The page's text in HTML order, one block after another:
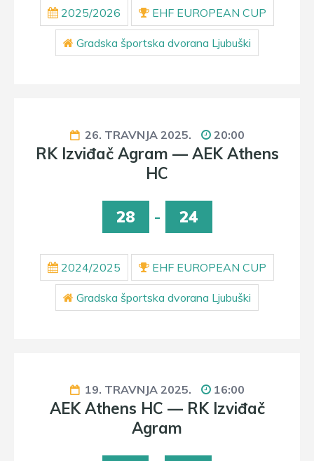
2025/2026 EHF EUROPEAN CUP
Gradska športska dvorana Ljubuški
26. TRAVNJA 2025. 20:00
RK Izviđač Agram — AEK Athens
HC
28 - 24
2024/2025 EHF EUROPEAN CUP
Gradska športska dvorana Ljubuški
19. TRAVNJA 2025. 16:00
AEK Athens HC — RK Izviđač
Agram